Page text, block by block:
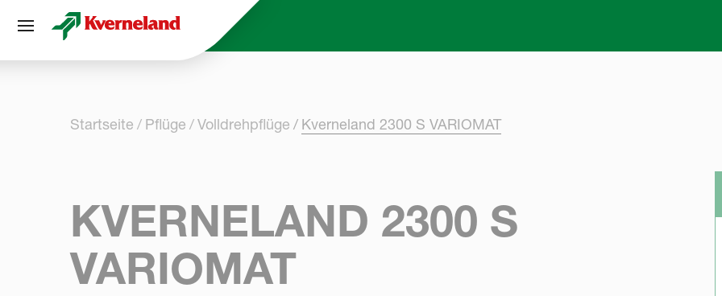
Startseite Pflüge Volldrehpflüge Kverneland 2300 S VARIOMAT
KVERNELAND 2300 S
VARIOMAT
Cookie-Einstellungen